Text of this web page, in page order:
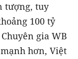
tượng, tuy
100 tỷ
gia WB
hơn, Việt